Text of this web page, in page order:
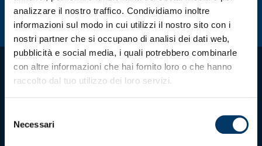
analizzare il nostro traffico. Condividiamo inoltre
informazioni sul modo in cui utilizzi il nostro sito con i
nostri partner che si occupano di analisi dei dati web,
pubblicità e social media, i quali potrebbero combinarle
con altre informazioni che hai fornito loro o che hanno
raccolto dal tuo utilizzo dei loro servizi.
delNecessari
Helan x Genoa
Isolani x Genoa
Gift Card Online Store